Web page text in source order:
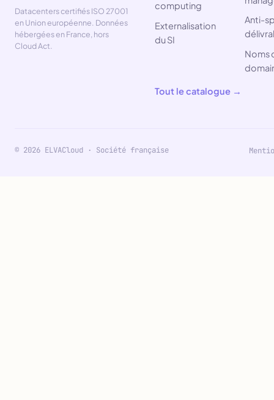
Datacenters certifiés ISO 27001
en Union européenne. Données
hébergées en France, hors
Cloud Act.
computing
Externalisation
du SI
Anti-
Noms
Tout le catalogue →
© 2026 ELVACloud · Société française